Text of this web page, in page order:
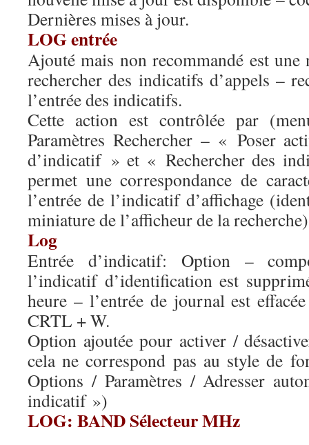
Dernières mises à jour.
LOG entrée
Ajouté mais non recommandé est
rechercher des indicatifs d’appels –
l’entrée des indicatifs.
Cette action est contrôlée par
Paramètres Rechercher – « Poser
d’indicatif » et « Rechercher des
permet une correspondance de
l’entrée de l’indicatif d’affichage
miniature de l’afficheur de la
Log
Entrée d’indicatif: Option –
l’indicatif d’identification est
heure – l’entrée de journal est
CRTL + W.
Option ajoutée pour activer /
cela ne correspond pas au style de
Options / Paramètres / Adresser
indicatif »)
LOG: BAND Sélecteur MHz